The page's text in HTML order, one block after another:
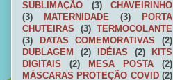
SUBLIMAÇÃO
(3)
CHAVEIRINHO
(3)
MATERNIDADE (3)
PORTA
CHUTEIRAS
(3)
TERMOCOLANTE
(3)
DATAS COMEMORATIVAS
(2)
DUBLAGEM
(2) IDÉIAS (2)
KITS
DIGITAIS
(2) MESA POSTA
(2)
MÁSCARAS PROTEÇÃO COVID (2)